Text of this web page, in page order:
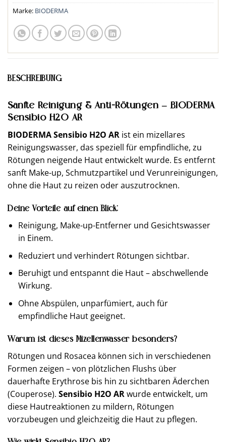
Marke: BIODERMA
BESCHREIBUNG
Sanfte Reinigung & Anti-Rötungen – BIODERMA
Sensibio H2O AR
BIODERMA Sensibio H2O AR ist ein mizellares
Reinigungswasser, das speziell für empfindliche, zu
Rötungen neigende Haut entwickelt wurde. Es entfernt
sanft Make-up, Schmutzpartikel und Verunreinigungen,
ohne die Haut zu reizen oder auszutrocknen.
Deine Vorteile auf einen Blick:
Reinigung, Make-up-Entferner und Gesichtswasser
in Einem.
Reduziert und verhindert Rötungen sichtbar.
Beruhigt und entspannt die Haut – abschwellende
Wirkung.
Ohne Abspülen, unparfümiert, auch für
empfindliche Haut geeignet.
Warum ist dieses Mizellenwasser besonders?
Rötungen und Rosacea können sich in verschiedenen
Formen zeigen – von plötzlichen Flushs über
dauerhafte Erythrose bis hin zu sichtbaren Äderchen
(Couperose). Sensibio H2O ARwurde entwickelt, um
diese Hautreaktionen zu mildern, Rötungen
vorzubeugen und gleichzeitig die Haut zu pflegen.